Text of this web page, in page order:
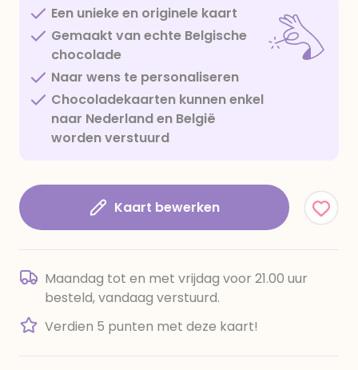
Een unieke en originele kaart
Gemaakt van echte Belgische
chocolade
Naar wens te personaliseren
Chocoladekaarten kunnen enkel
naar Nederland en België
worden verstuurd
Kaart bewerken
Maandag tot en met vrijdag voor 21.00 uur
besteld, vandaag verstuurd.
Verdien 5 punten met deze kaart!